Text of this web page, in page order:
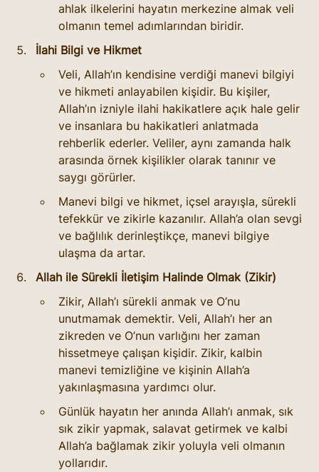
ahlak ilkelerini hayatın merkezine almak veli
olmanın temel adımlarından biridir.
İlahi Bilgi ve Hikmet
Veli, Allah’ın kendisine verdiği manevi bilgiyi
ve hikmeti anlayabilen kişidir. Bu kişiler,
Allah’ın izniyle ilahi hakikatlere açık hale gelir
ve insanlara bu hakikatleri anlatmada
rehberlik ederler. Veliler, aynı zamanda halk
arasında örnek kişilikler olarak tanınır ve
saygı görürler.
Manevi bilgi ve hikmet, içsel arayışla, sürekli
tefekkür ve zikirle kazanılır. Allah’a olan sevgi
ve bağlılık derinleştikçe, manevi bilgiye
ulaşma da artar.
Allah ile Sürekli İletişim Halinde Olmak (Zikir)
Zikir, Allah’ı sürekli anmak ve O’nu
unutmamak demektir. Veli, Allah’ı her an
zikreden ve O’nun varlığını her zaman
hissetmeye çalışan kişidir. Zikir, kalbin
manevi temizliğine ve kişinin Allah’a
yakınlaşmasına yardımcı olur.
Günlük hayatın her anında Allah’ı anmak, sık
sık zikir yapmak, salavat getirmek ve kalbi
Allah’a bağlamak zikir yoluyla veli olmanın
yollarıdır.